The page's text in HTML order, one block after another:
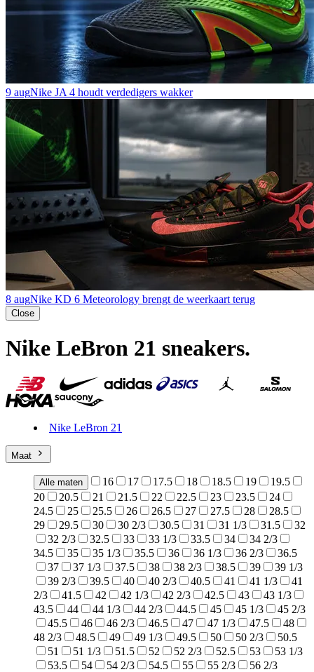
9 augNike JA 4 houdt verdedigers wakker
8 augNike KD 6 Meteorology brengt de weerkaart terug
Close
Nike LeBron 21 sneakers.
Nike LeBron 21
Maat
Alle maten 16 17 17.5 18 18.5 19
19.5
20
20.5 21 21.5 22 22.5 23 23.5
24
24.5
25 25.5 26 26.5 27 27.5 28
28.5
29
29.5 30 30 2/3 30.5 31 31 1/3 31.5
32
32 2/3
32.5 33 33 1/3 33.5 34
34 2/3
34.5
35 35 1/3 35.5 36 36 1/3 36 2/3
36.5
37
37 1/3 37.5 38 38 2/3 38.5 39
39 1/3
39 2/3
39.5 40 40 2/3 40.5 41 41 1/3
41
2/3
41.5 42 42 1/3 42 2/3 42.5 43
43 1/3
43.5
44 44 1/3 44 2/3 44.5 45 45 1/3
45 2/3
45.5
46 46 2/3 46.5 47 47 1/3 47.5
48
48 2/3
48.5 49 49 1/3 49.5 50 50 2/3
50.5
51
51 1/3 51.5 52 52 2/3 52.5 53
53 1/3
53.5
54 54 2/3 54.5 55 55 2/3 56 2/3